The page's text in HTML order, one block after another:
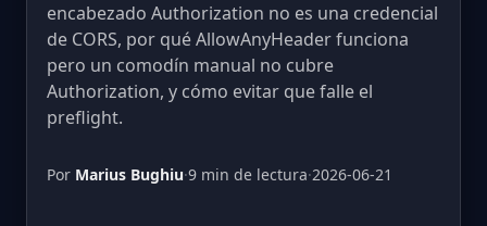
encabezado Authorization no es una credencial
de CORS, por qué AllowAnyHeader funciona
pero un comodín manual no cubre
Authorization, y cómo evitar que falle el
preflight.
Por Marius Bughiu·9 min de lectura·2026-06-21